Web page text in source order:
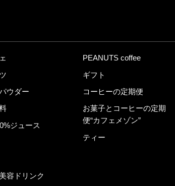
ウダー
ジュース
容ドリンク
PEANUTS coffee
ギフト
コーヒーの定期便
お菓子とコーヒーの定期
便“カフェメゾン”
ティー